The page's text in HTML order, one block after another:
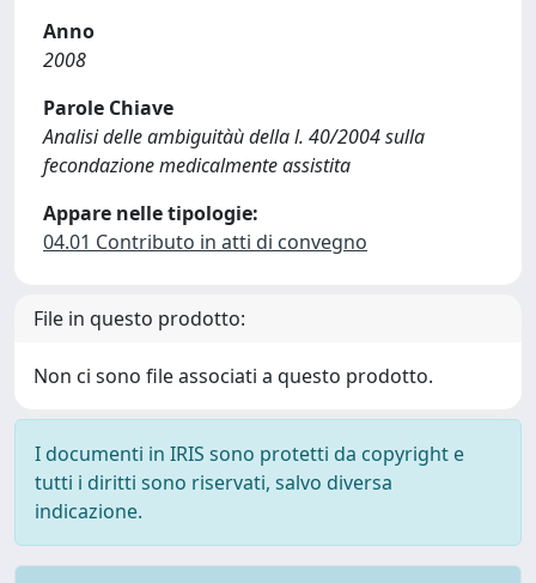
Anno
2008
Parole Chiave
Analisi delle ambiguitàù della l. 40/2004 sulla
fecondazione medicalmente assistita
Appare nelle tipologie:
04.01 Contributo in atti di convegno
File in questo prodotto:
Non ci sono file associati a questo prodotto.
I documenti in IRIS sono protetti da copyright e
tutti i diritti sono riservati, salvo diversa
indicazione.